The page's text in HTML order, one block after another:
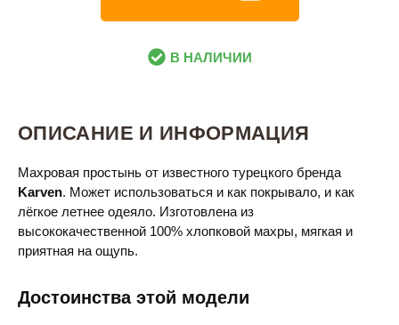
В НАЛИЧИИ
ОПИСАНИЕ И ИНФОРМАЦИЯ
Махровая простынь от известного турецкого бренда
Karven. Может использоваться и как покрывало, и как
лёгкое летнее одеяло. Изготовлена из
высококачественной 100% хлопковой махры, мягкая и
приятная на ощупь.
Достоинства этой модели